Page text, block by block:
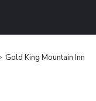
Gold King Mountain Inn